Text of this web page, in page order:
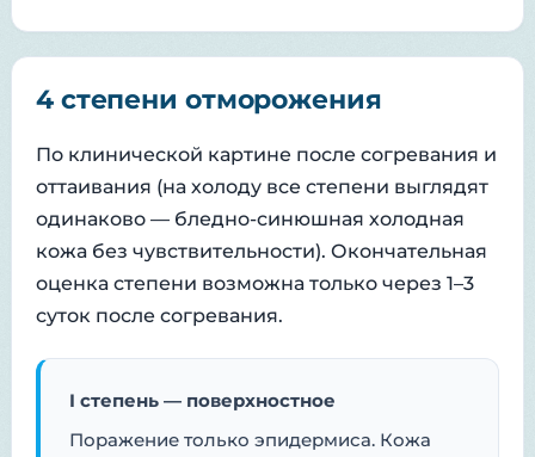
4 степени отморожения
По клинической картине после согревания и
оттаивания (на холоду все степени выглядят
одинаково — бледно-синюшная холодная
кожа без чувствительности). Окончательная
оценка степени возможна только через 1–3
суток после согревания.
I степень — поверхностное
Поражение только эпидермиса. Кожа